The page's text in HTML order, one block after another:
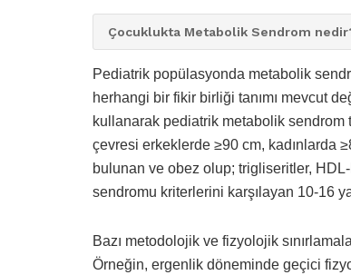
Çocuklukta Metabolik Sendrom
Pediatrik popülasyonda metabolik
herhangi bir fikir birliği tanımı mevcut
kullanarak pediatrik metabolik sendrom
çevresi erkeklerde ≥90 cm, kadınlarda
bulunan ve obez olup; trigliseritler,
sendromu kriterlerini karşılayan 10-16
Bazı metodolojik ve fizyolojik
Örneğin, ergenlik döneminde geçici